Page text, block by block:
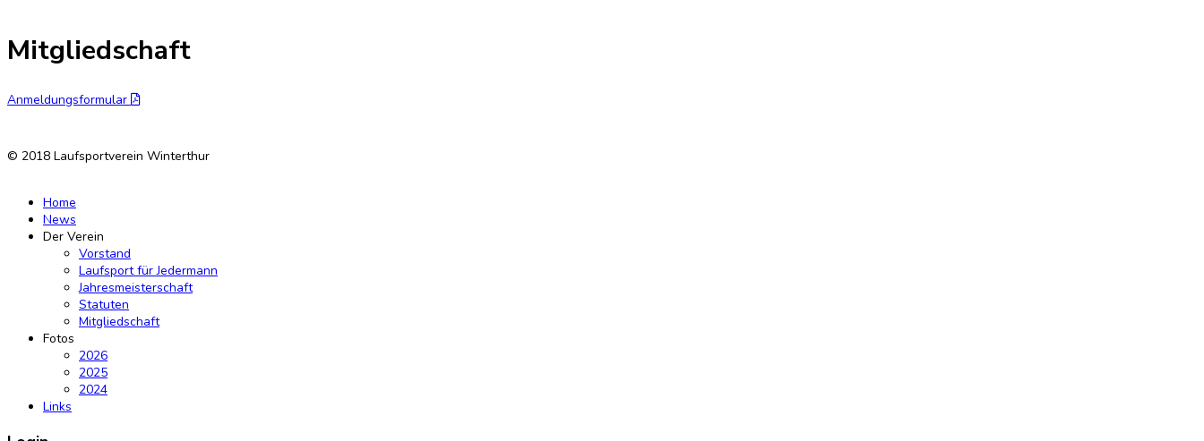
Mitgliedschaft
Anmeldungsformular
© 2018 Laufsportverein Winterthur
Home
News
Der Verein
Vorstand
Laufsport für Jedermann
Jahresmeisterschaft
Statuten
Mitgliedschaft
Fotos
2026
2025
2024
Links